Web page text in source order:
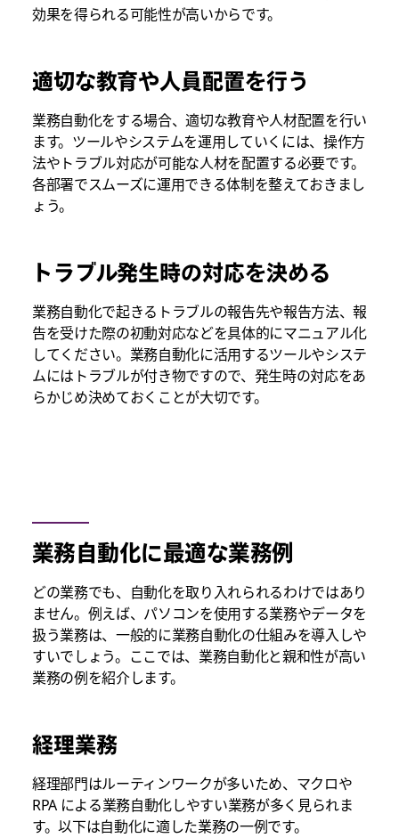
効果を得られる可能性が高いからです。
適切な教育や人員配置を行う
業務自動化をする場合、適切な教育や人材配置を行い
ます。ツールやシステムを運用していくには、操作方
法やトラブル対応が可能な人材を配置する必要です。
各部署でスムーズに運用できる体制を整えておきまし
ょう。
トラブル発生時の対応を決める
業務自動化で起きるトラブルの報告先や報告方法、報
告を受けた際の初動対応などを具体的にマニュアル化
してください。業務自動化に活用するツールやシステ
ムにはトラブルが付き物ですので、発生時の対応をあ
らかじめ決めておくことが大切です。
業務自動化に最適な業務例
どの業務でも、自動化を取り入れられるわけではあり
ません。例えば、パソコンを使用する業務やデータを
扱う業務は、一般的に業務自動化の仕組みを導入しや
すいでしょう。ここでは、業務自動化と親和性が高い
業務の例を紹介します。
経理業務
経理部門はルーティンワークが多いため、マクロや
RPA による業務自動化しやすい業務が多く見られま
す。以下は自動化に適した業務の一例です。